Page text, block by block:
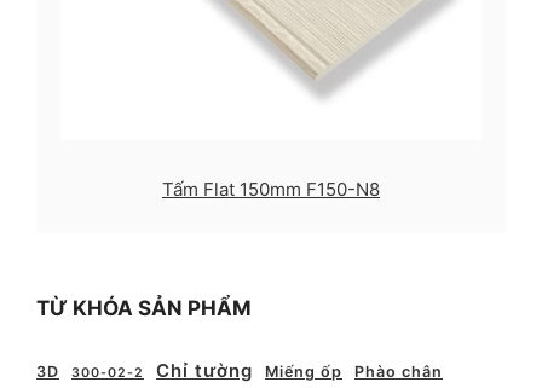
Tấm Flat 150mm F150-N8
TỪ KHÓA SẢN PHẨM
3D 300-02-2 Chỉ tường Miếng ốp Phào chân